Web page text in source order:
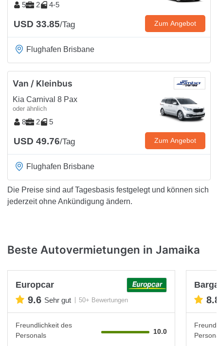
5 2 4-5
USD 33.85/Tag Zum Angebot
Flughafen Brisbane
Van / Kleinbus
Kia Carnival 8 Pax
oder ähnlich
8 2 5
USD 49.76/Tag Zum Angebot
Flughafen Brisbane
Die Preise sind auf Tagesbasis festgelegt und können sich
jederzeit ohne Ankündigung ändern.
Beste Autovermietungen in Jamaika
Europcar
9.6 Sehr gut 50+ Bewertungen
Freundlichkeit des
Personals
10.0